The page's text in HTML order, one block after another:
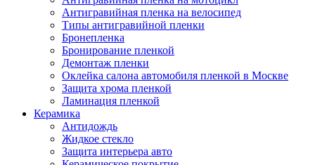
Антигравийная пленка на велосипед
Типы антигравийной пленки
Бронепленка
Бронирование пленкой
Демонтаж пленки
Оклейка салона автомобиля пленкой в Москве
Защита хрома пленкой
Ламинация пленкой
Керамика
Антидождь
Жидкое стекло
Защита интерьера авто